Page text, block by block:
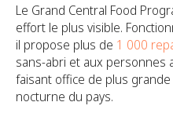
Le Grand Central Food
effort le plus visible.
il propose plus de 1 000
sans-abri et aux personnes
faisant office de plus
nocturne du pays.